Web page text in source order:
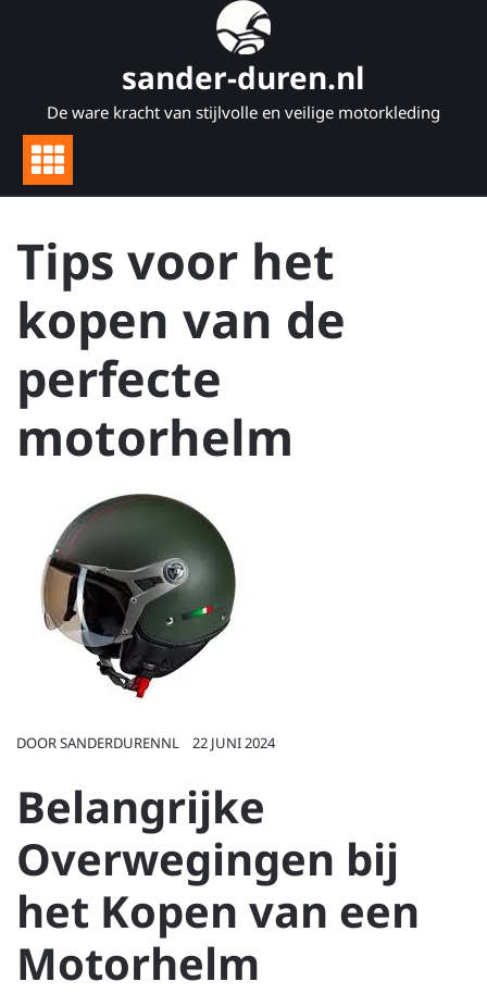
sander-duren.nl
De ware kracht van stijlvolle en veilige motorkleding
Tips voor het
kopen van de
perfecte
motorhelm
DOORSANDERDURENNL 22 JUNI 2024
Belangrijke
Overwegingen bij
het Kopen van een
Motorhelm